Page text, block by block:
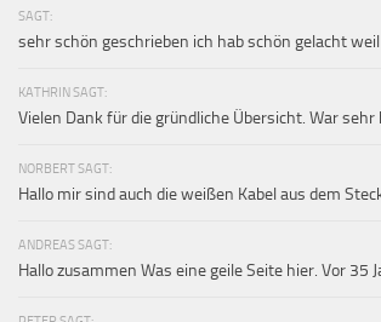
SAGT:
sehr schön geschrieben ich hab schön gelacht
KATHRIN SAGT:
Vielen Dank für die gründliche Übersicht. War sehr
NORBERT SAGT:
Hallo mir sind auch die weißen Kabel aus dem
ANDREAS SAGT:
Hallo zusammen Was eine geile Seite hier. Vor 35